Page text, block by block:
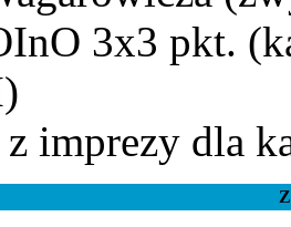
3x3 pkt.
imprezy dla